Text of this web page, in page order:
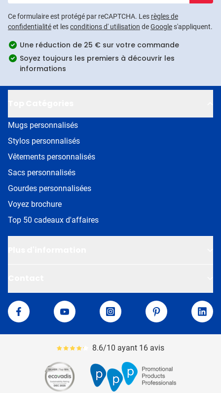
Ce formulaire est protégé par reCAPTCHA. Les règles de
confidentialitéet lesconditions d' utilisation deGoogles'appliquent.
Une réduction de 25 € sur votre commande
Soyez toujours les premiers à découvrir les
informations
Mugs personnalisés
Stylos personnalisés
Vêtements personnalisés
Sacs personnalisés
Gourdes personnalisées
Voyez brochure
Top 50 cadeaux d'affaires
Van Helden
Facebook
YouTube Instagram Pinterest
Le pourcentage moyen d'avis est de 86
8.6/10 ayant 16 avis